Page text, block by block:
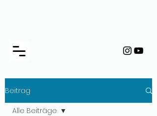
Beitrag
Alle Beiträge